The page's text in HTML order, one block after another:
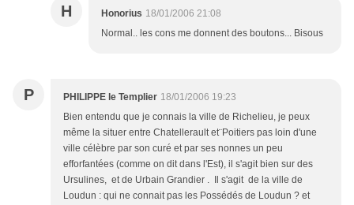
H Honorius 18/01/2006 21:08
Normal.. les cons me donnent des boutons... Bisous
P PHILIPPE le Templier 18/01/2006 19:23
Bien entendu que je connais la ville de Richelieu, je peux
même la situer entre Chatellerault et¨Poitiers pas loin d'une
ville célèbre par son curé et par ses nonnes un peu
efforfantées (comme on dit dans l'Est), il s'agit bien sur des
Ursulines, et de Urbain Grandier . Il s'agit de la ville de
Loudun : qui ne connait pas les Possédés de Loudun ? et